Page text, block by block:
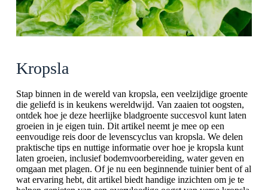
Kropsla
Stap binnen in de wereld van kropsla, een veelzijdige groente
die geliefd is in keukens wereldwijd. Van zaaien tot oogsten,
ontdek hoe je deze heerlijke bladgroente succesvol kunt laten
groeien in je eigen tuin. Dit artikel neemt je mee op een
eenvoudige reis door de levenscyclus van kropsla. We delen
praktische tips en nuttige informatie over hoe je kropsla kunt
laten groeien, inclusief bodemvoorbereiding, water geven en
omgaan met plagen. Of je nu een beginnende tuinier bent of al
wat ervaring hebt, dit artikel biedt handige inzichten om je te